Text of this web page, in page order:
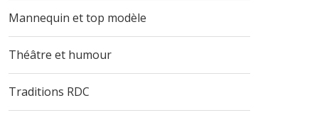
Mannequin et top modèle
Théâtre et humour
Traditions RDC